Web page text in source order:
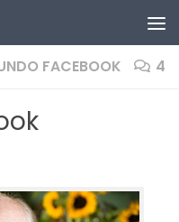
FACEBOOK 4